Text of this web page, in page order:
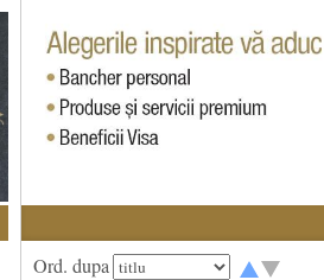
Ord. dupa